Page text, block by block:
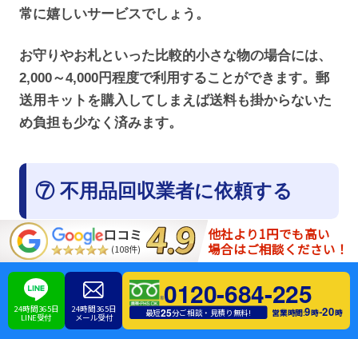
常に嬉しいサービスでしょう。
お守りやお札といった比較的小さな物の場合には、
2,000～4,000円程度で利用することができます。郵
送用キットを購入してしまえば送料も掛からないた
め負担も少なく済みます。
⑦ 不用品回収業者に依頼する
お守りの捨て方・処分方法の1つとして、「不用品回
収業者に依頼する」を利用するという方法も良いで
しょう。自ら地域の一般ゴミで捨てることもできま
すが、直接自分で捨てる行為が憚られるようであれ
口コミ
(108件)
他社より1円でも高い
場合はご相談ください！
24時間365日
LINE受付
24時間365日
メール受付
0120-684-225
最短25分ご相談・見積り無料! 営業時間:9時-20時